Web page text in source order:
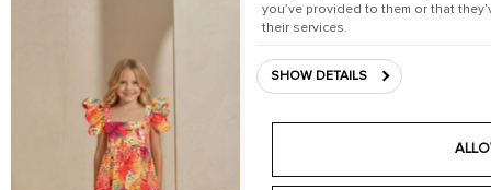
you’ve provided to them or that
their services.
SHOW DETAILS